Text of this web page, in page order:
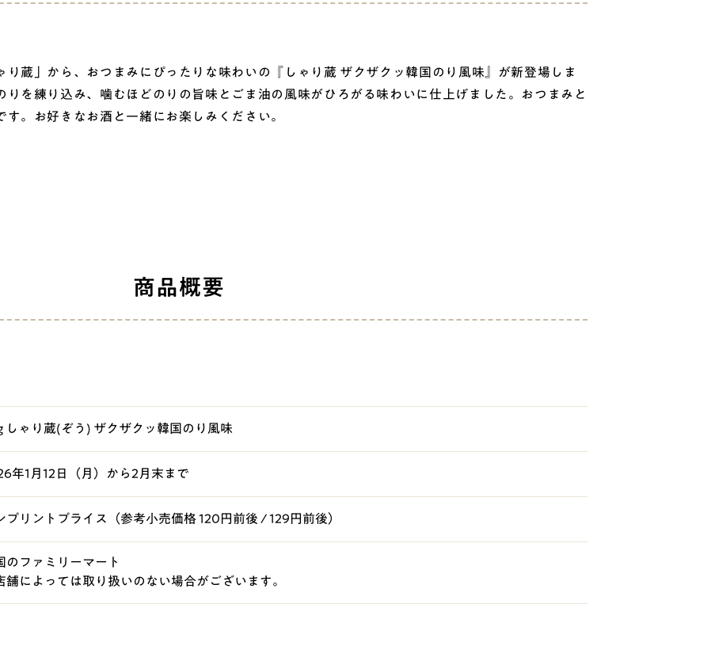
蔵」から、おつまみにぴったりな味わいの『しゃり蔵 ザクザクッ韓国のり風味』が新登場しま
を練り込み、噛むほどのりの旨味とごま油の風味がひろがる味わいに仕上げました。おつまみと
。お好きなお酒と一緒にお楽しみください。
商品概要
しゃり蔵(ぞう) ザクザクッ韓国のり風味
年1月12日（月）から2月末まで
プリントプライス（参考小売価格 120円前後 / 129円前後）
のファミリーマート
によっては取り扱いのない場合がございます。